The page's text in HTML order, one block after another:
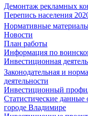
Демонтаж рекламных
Перепись населения
Нормативные
Новости
План работы
Информация по
Инвестиционная
Законодательная и
деятельности
Инвестиционный
Статистические данные
городе Владимире